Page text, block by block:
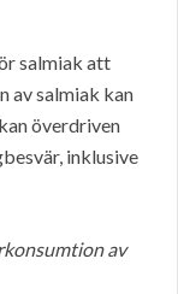
salmiak att
av salmiak kan
överdriven
inklusive
av